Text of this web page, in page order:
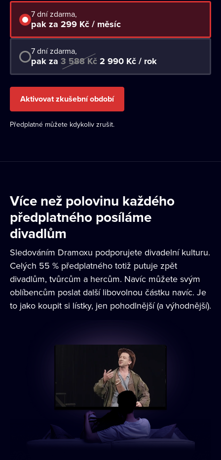
7 dní zdarma,
pak za 299 Kč / měsíc
7 dní zdarma,
pak za 3 588 Kč2 990 Kč / rok
Aktivovat zkušební období
Předplatné můžete kdykoliv zrušit.
Více než polovinu každého
předplatného posíláme
divadlům
Sledováním Dramoxu podporujete divadelní kulturu.
Celých 55 % předplatného totiž putuje zpět
divadlům, tvůrcům a hercům. Navíc můžete svým
oblíbencům poslat další libovolnou částku navíc. Je
to jako koupit si lístky, jen pohodlnější (a výhodnější).